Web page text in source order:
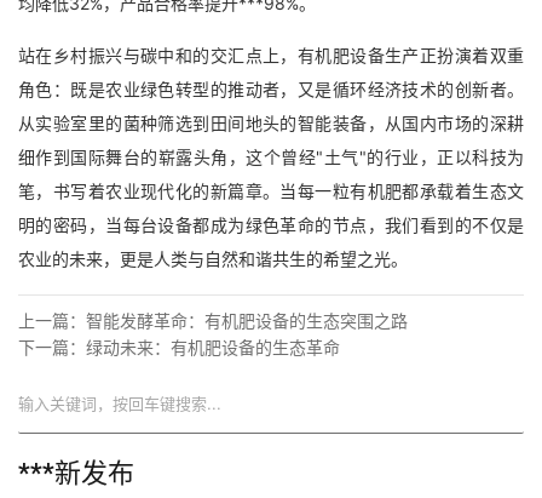
站在乡村振兴与碳中和的交汇点上，有机肥设备生产正扮演着双重
角色：既是农业绿色转型的推动者，又是循环经济技术的创新者。
从实验室里的菌种筛选到田间地头的智能装备，从国内市场的深耕
细作到国际舞台的崭露头角，这个曾经"土气"的行业，正以科技为
笔，书写着农业现代化的新篇章。当每一粒有机肥都承载着生态文
明的密码，当每台设备都成为绿色革命的节点，我们看到的不仅是
农业的未来，更是人类与自然和谐共生的希望之光。
上一篇： 智能发酵革命：有机肥设备的生态突围之路
下一篇： 绿动未来：有机肥设备的生态革命
***新发布